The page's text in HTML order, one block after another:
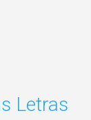
Letras